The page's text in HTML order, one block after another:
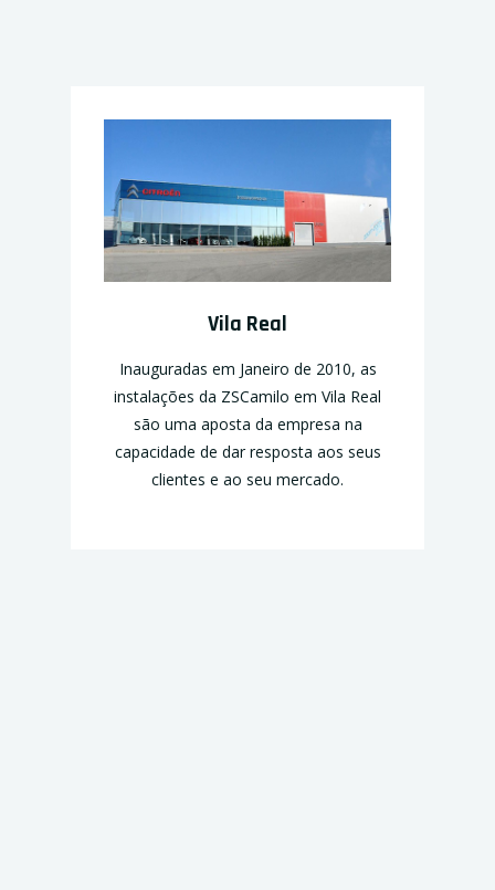
Vila Real
Inauguradas em Janeiro de 2010, as
instalações da ZSCamilo em Vila Real
são uma aposta da empresa na
capacidade de dar resposta aos seus
clientes e ao seu mercado.